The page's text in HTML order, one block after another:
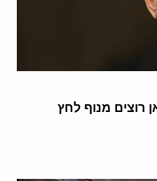
רוצים מנוף לחץ